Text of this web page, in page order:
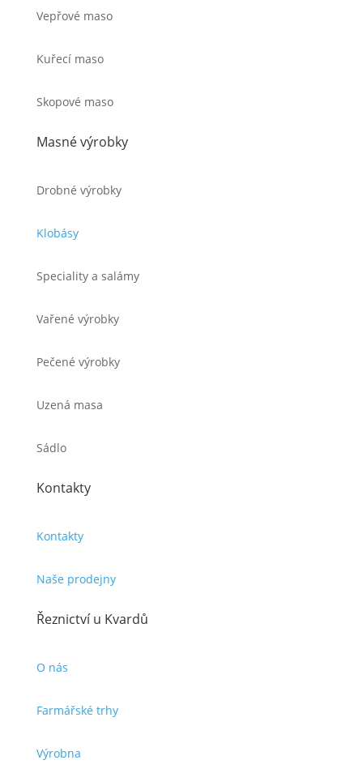
Vepřové maso
Kuřecí maso
Skopové maso
Masné výrobky
Drobné výrobky
Klobásy
Speciality a salámy
Vařené výrobky
Pečené výrobky
Uzená masa
Sádlo
Kontakty
Kontakty
Naše prodejny
Řeznictví u Kvardů
O nás
Farmářské trhy
Výrobna